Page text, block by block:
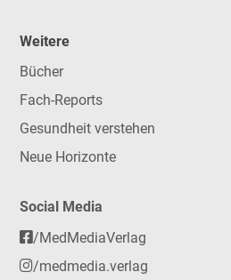
Weitere
Bücher
Fach-Reports
Gesundheit verstehen
Neue Horizonte
Social Media
/MedMediaVerlag
/medmedia.verlag